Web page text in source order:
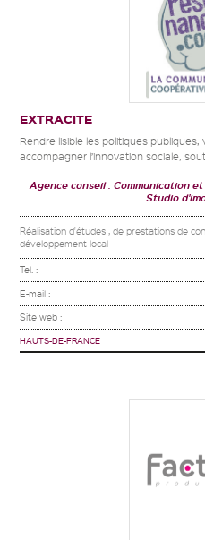
EXTRACITE
Rendre lisible les politiques
accompagner l’innovation sociale,
Agence conseil . Communication
Studio
Réalisation d'études , de prestations de
développement local
Tel. :
E-mail :
Site web :
HAUTS-DE-FRANCE